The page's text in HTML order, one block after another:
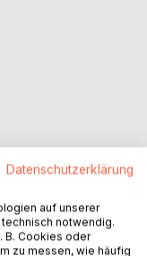
Datenschutzerklärung
auf unserer
notwendig.
B. Cookies oder
zu messen, wie häufig